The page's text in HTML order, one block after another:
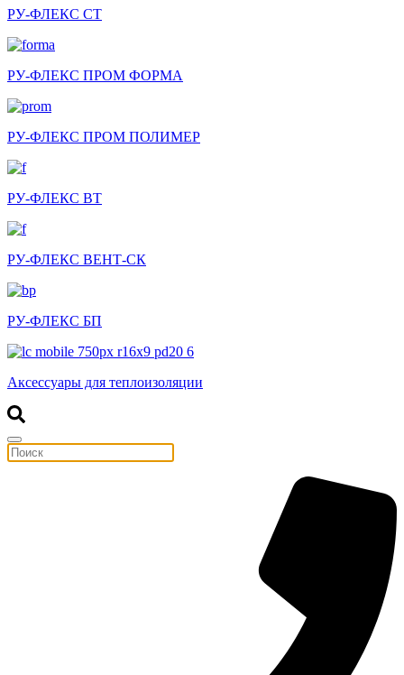
РУ-ФЛЕКС СТ
РУ-ФЛЕКС ПРОМ ФОРМА
РУ-ФЛЕКС ПРОМ ПОЛИМЕР
РУ-ФЛЕКС ВТ
РУ-ФЛЕКС ВЕНТ-СК
РУ-ФЛЕКС БП
Аксессуары для теплоизоляции